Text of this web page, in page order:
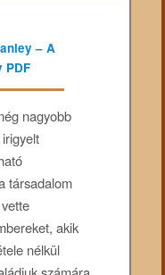
nagyobb
társadalom
akik
nélkül